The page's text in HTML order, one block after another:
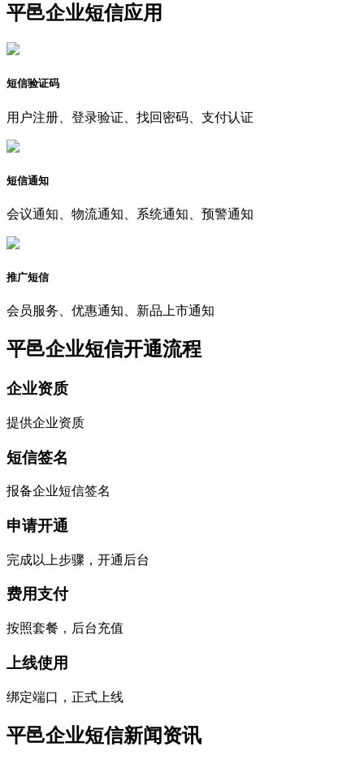
平邑企业短信应用
短信验证码
用户注册、登录验证、找回密码、支付认证
短信通知
会议通知、物流通知、系统通知、预警通知
推广短信
会员服务、优惠通知、新品上市通知
平邑企业短信开通流程
企业资质
提供企业资质
短信签名
报备企业短信签名
申请开通
完成以上步骤，开通后台
费用支付
按照套餐，后台充值
上线使用
绑定端口，正式上线
平邑企业短信新闻资讯